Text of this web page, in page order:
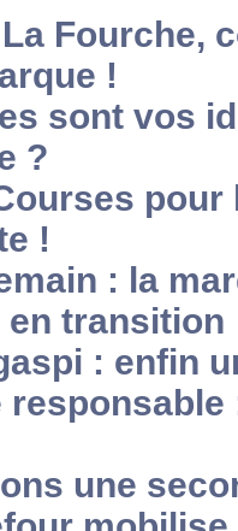
Fourche,
!
sont vos
?
pour
!
: la
transition
: enfin
une